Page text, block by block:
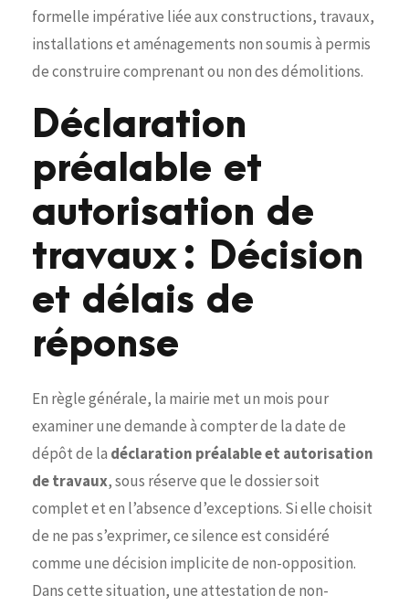
formelle impérative liée aux constructions, travaux,
installations et aménagements non soumis à permis
de construire comprenant ou non des démolitions.
Déclaration
préalable et
autorisation de
travaux : Décision
et délais de
réponse
En règle générale, la mairie met un mois pour
examiner une demande à compter de la date de
dépôt de la déclaration préalable et autorisation
de travaux, sous réserve que le dossier soit
complet et en l’absence d’exceptions. Si elle choisit
de ne pas s’exprimer, ce silence est considéré
comme une décision implicite de non-opposition.
Dans cette situation, une attestation de non-